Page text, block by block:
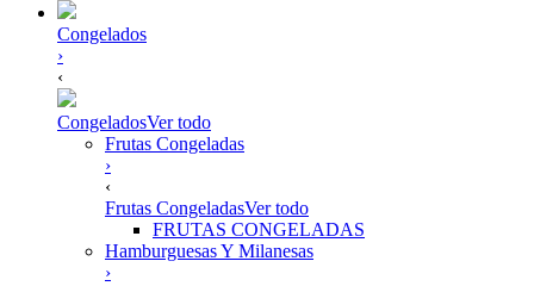
Congelados
›
‹
CongeladosVer todo
Frutas Congeladas
›
‹
Frutas CongeladasVer todo
FRUTAS CONGELADAS
Hamburguesas Y Milanesas
›